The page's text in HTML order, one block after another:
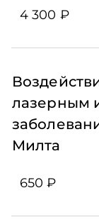
4 300 ₽
лазерным
Милта
650 ₽